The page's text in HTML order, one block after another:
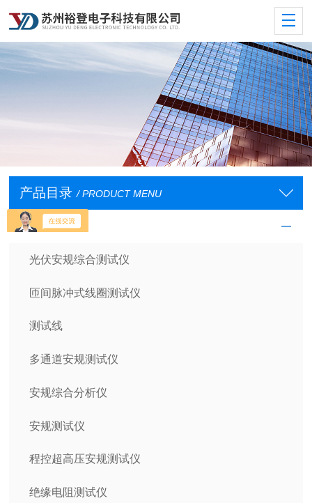
产品目录 / PRODUCT MENU
安规测试仪
光伏安规综合测试仪
匝间脉冲式线圈测试仪
测试线
多通道安规测试仪
安规综合分析仪
安规测试仪
程控超高压安规测试仪
绝缘电阻测试仪